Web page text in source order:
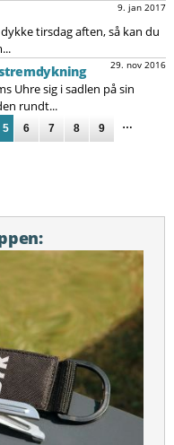
9. jan 2017
tirsdag aften, så kan du
29. nov 2016
Uhre sig i sadlen på sin
rundt...
5 6 7 8 9 …